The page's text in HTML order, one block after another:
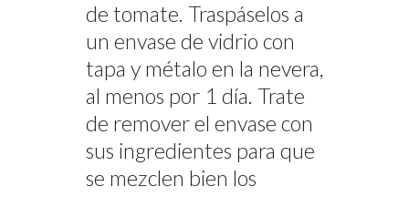
de tomate. Traspáselos a
un envase de vidrio con
tapa y métalo en la nevera,
al menos por 1 día. Trate
de remover el envase con
sus ingredientes para que
se mezclen bien los